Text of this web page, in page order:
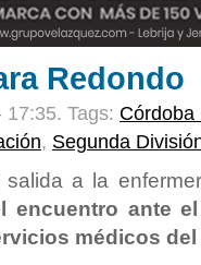
Redondo
17:35. Tags: Córdoba
, Segunda
a la
encuentro ante
médicos